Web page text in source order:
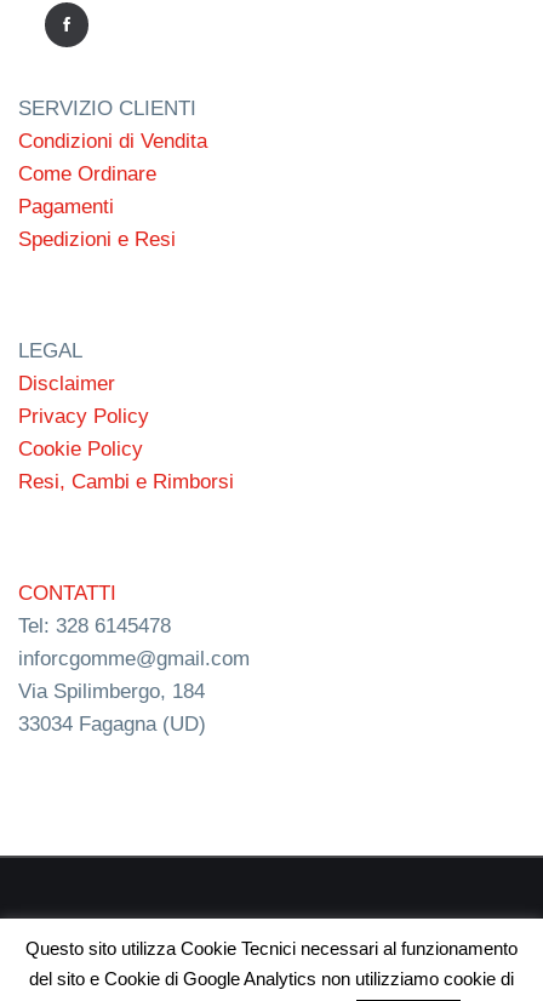
SERVIZIO CLIENTI
Condizioni di Vendita
Come Ordinare
Pagamenti
Spedizioni e Resi
LEGAL
Disclaimer
Privacy Policy
Cookie Policy
Resi, Cambi e Rimborsi
CONTATTI
Tel: 328 6145478
inforcgomme@gmail.com
Via Spilimbergo, 184
33034 Fagagna (UD)
webdesign
Questo sito utilizza Cookie Tecnici necessari al funzionamento
del sito e Cookie di Google Analytics non utilizziamo cookie di